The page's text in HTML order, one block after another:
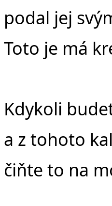
podal jej
Toto je má
Kdykoli
a z tohoto
čiňte to na